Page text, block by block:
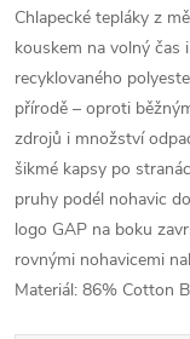
Chlapecké tepláky z
kouskem na volný
recyklovaného
přírodě – oproti
zdrojů i množství
šikmé kapsy po
pruhy podél nohavic
logo GAP na boku
rovnými nohavicemi
Materiál: 86% Cotton